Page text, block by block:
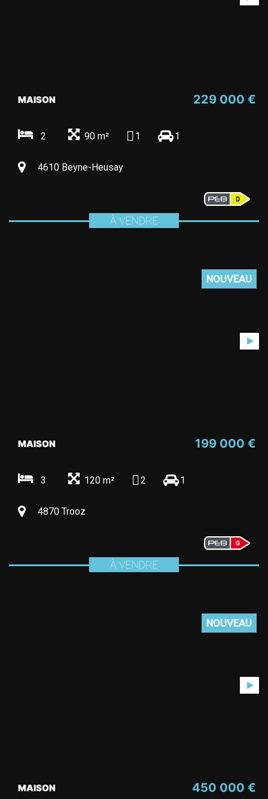
229 000 €
MAISON
2 90 m² 1 1
4610 Beyne-Heusay
À VENDRE
NOUVEAU
199 000 €
MAISON
3 120 m² 2 1
4870 Trooz
À VENDRE
NOUVEAU
450 000 €
MAISON